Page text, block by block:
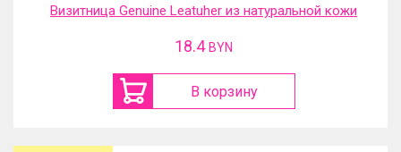
Визитница Genuine Leatuher из натуральной кожи
18.4 BYN
В корзину